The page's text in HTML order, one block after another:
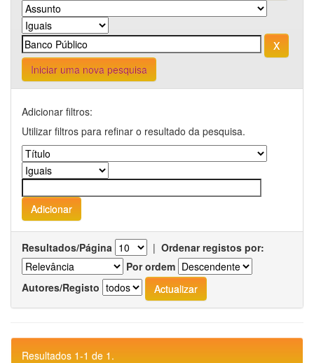
Iniciar uma nova pesquisa
Adicionar filtros:
Utilizar filtros para refinar o resultado da pesquisa.
Resultados/Página | Ordenar registos por:
Por ordem
Autores/Registo
Resultados 1-1 de 1.